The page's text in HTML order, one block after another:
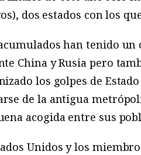
dos estados con los
han tenido un
China y Rusia pero
los golpes de
de la antigua
acogida entre sus
Unidos y los